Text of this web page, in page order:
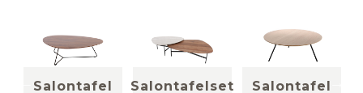
Salontafel
Salontafelset
Salontafel